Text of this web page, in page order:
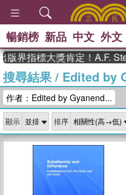
暢銷榜 新品 中文 外文
版界指標大獎肯定！A.F.
搜尋結果/ Edited by
作者：Edited by Gyanend...
顯示 排序